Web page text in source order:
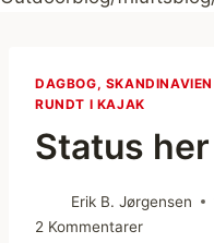
DAGBOG,
RUNDT I KAJAK
Status her
Erik B. Jørgensen
2 Kommentarer